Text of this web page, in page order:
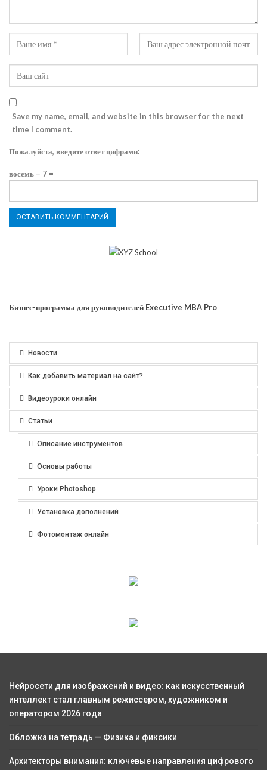
Save my name, email, and website in this browser for the next
time I comment.
Пожалуйста, введите ответ цифрами:
восемь − 7 =
Бизнес-программа для руководителей Executive MBA Pro
Новости
Как добавить материал на сайт?
Видеоуроки онлайн
Статьи
Описание инструментов
Основы работы
Уроки Photoshop
Установка дополнений
Фотомонтаж онлайн
Нейросети для изображений и видео: как искусственный
интеллект стал главным режиссером, художником и
оператором 2026 года
Обложка на тетрадь — Физика и фиксики
Архитекторы внимания: ключевые направления цифрового